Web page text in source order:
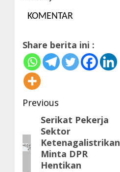
KOMENTAR
Share berita ini :
Post
navigation
Previous
Previous
post:
Serikat Pekerja
Sektor
Ketenagalistrikan
Minta DPR
Hentikan